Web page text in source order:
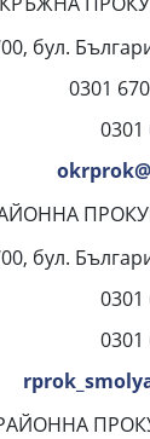
бул.
0301
0301
бул.
0301
0301